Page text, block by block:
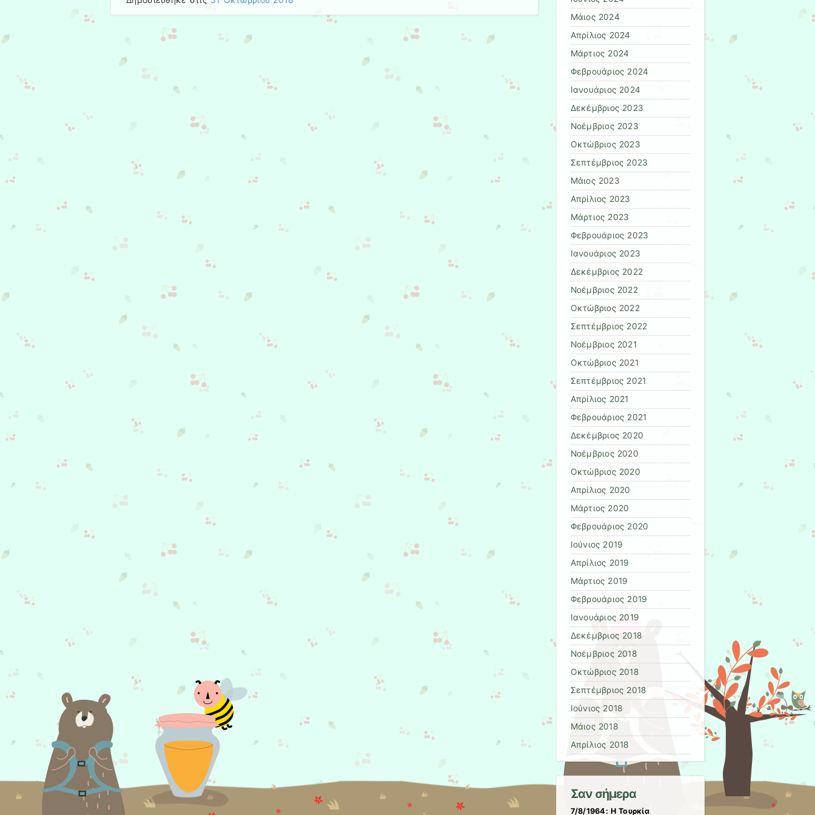
Μάιος 2024
Απρίλιος 2024
Μάρτιος 2024
Φεβρουάριος 2024
Ιανουάριος 2024
Δεκέμβριος 2023
Νοέμβριος 2023
Οκτώβριος 2023
Σεπτέμβριος 2023
Μάιος 2023
Απρίλιος 2023
Μάρτιος 2023
Φεβρουάριος 2023
Ιανουάριος 2023
Δεκέμβριος 2022
Νοέμβριος 2022
Οκτώβριος 2022
Σεπτέμβριος 2022
Νοέμβριος 2021
Οκτώβριος 2021
Σεπτέμβριος 2021
Απρίλιος 2021
Φεβρουάριος 2021
Δεκέμβριος 2020
Νοέμβριος 2020
Οκτώβριος 2020
Απρίλιος 2020
Μάρτιος 2020
Φεβρουάριος 2020
Ιούνιος 2019
Απρίλιος 2019
Μάρτιος 2019
Φεβρουάριος 2019
Ιανουάριος 2019
Δεκέμβριος 2018
Νοέμβριος 2018
Οκτώβριος 2018
Σεπτέμβριος 2018
Ιούνιος 2018
Μάιος 2018
Απρίλιος 2018
Σαν σήμερα
7/8/1964: Η Τουρκία